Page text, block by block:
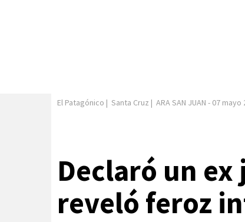
El Patagónico | Santa Cruz | ARA SAN JUAN - 07 mayo
Declaró un ex
reveló feroz